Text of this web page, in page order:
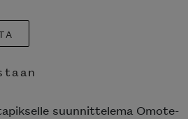
suunnittelema Omote-